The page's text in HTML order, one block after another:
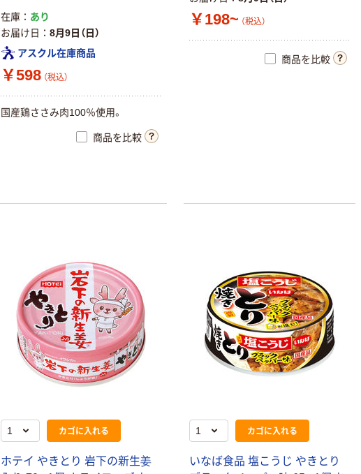
在庫
あり
お届け日
8月9日（日）
アスクル在庫商品
￥598 （税込）
国産鶏ささみ肉100％使用。
商品を比較
￥198~ （税込）
商品を比較
カゴに入れる
ホテイ やきとり 岩下の新生姜
カゴに入れる
いなば食品 塩こうじ やきとり